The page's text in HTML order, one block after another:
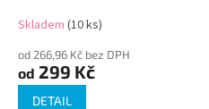
Skladem (10 ks)
od 266,96 Kč bez DPH
od 299 Kč
DETAIL